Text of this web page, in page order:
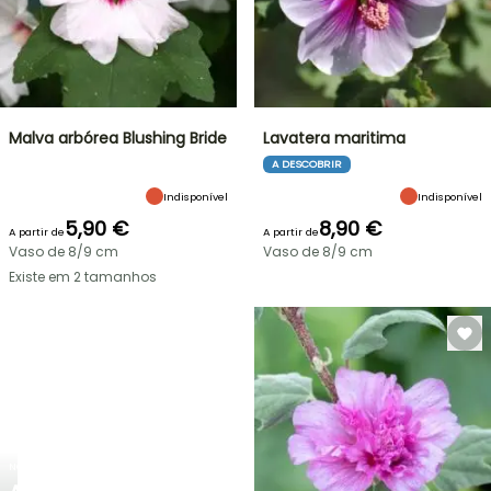
Malva arbórea Blushing Bride
Indisponível
A partir de5,90 €
Vaso de 8/9 cm
Existe em 2 tamanhos
Lavatera maritima
A DESCOBRIR
Indisponível
A partir de8,90 €
Vaso de 8/9 cm